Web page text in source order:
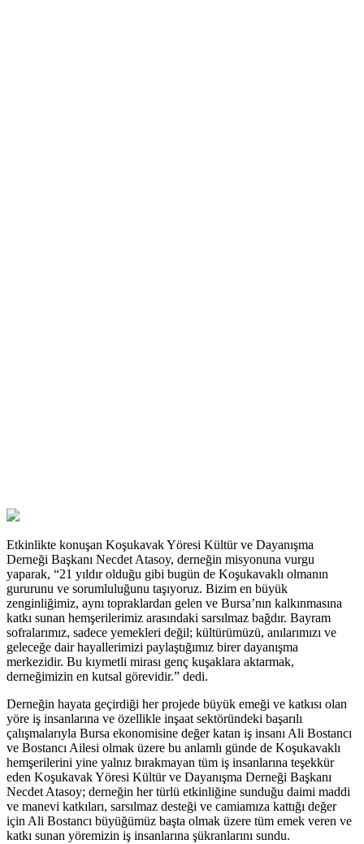
Etkinlikte konuşan Koşukavak Yöresi Kültür ve Dayanışma
Derneği Başkanı Necdet Atasoy, derneğin misyonuna vurgu
yaparak, “21 yıldır olduğu gibi bugün de Koşukavaklı olmanın
gururunu ve sorumluluğunu taşıyoruz. Bizim en büyük
zenginliğimiz, aynı topraklardan gelen ve Bursa’nın kalkınmasına
katkı sunan hemşerilerimiz arasındaki sarsılmaz bağdır. Bayram
sofralarımız, sadece yemekleri değil; kültürümüzü, anılarımızı ve
geleceğe dair hayallerimizi paylaştığımız birer dayanışma
merkezidir. Bu kıymetli mirası genç kuşaklara aktarmak,
derneğimizin en kutsal görevidir.” dedi.
Derneğin hayata geçirdiği her projede büyük emeği ve katkısı olan
yöre iş insanlarına ve özellikle inşaat sektöründeki başarılı
çalışmalarıyla Bursa ekonomisine değer katan iş insanı Ali Bostancı
ve Bostancı Ailesi olmak üzere bu anlamlı günde de Koşukavaklı
hemşerilerini yine yalnız bırakmayan tüm iş insanlarına teşekkür
eden Koşukavak Yöresi Kültür ve Dayanışma Derneği Başkanı
Necdet Atasoy; derneğin her türlü etkinliğine sunduğu daimi maddi
ve manevi katkıları, sarsılmaz desteği ve camiamıza kattığı değer
için Ali Bostancı büyüğümüz başta olmak üzere tüm emek veren ve
katkı sunan yöremizin iş insanlarına şükranlarını sundu.